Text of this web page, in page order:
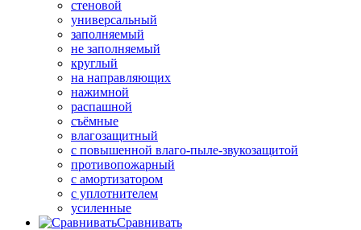
стеновой
универсальный
заполняемый
не заполняемый
круглый
на направляющих
нажимной
распашной
съёмные
влагозащитный
с повышенной влаго-пыле-звукозащитой
противопожарный
с амортизатором
с уплотнителем
усиленные
Сравнивать